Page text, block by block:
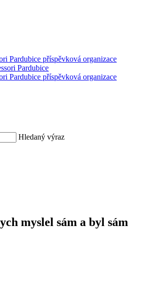
Pardubice příspěvková organizace
Pardubice příspěvková organizace
Hledaný výraz
myslel sám a byl sám